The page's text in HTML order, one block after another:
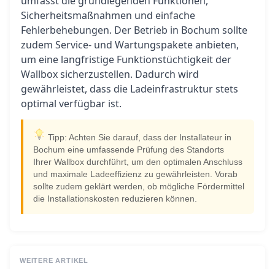
Sicherheitsmaßnahmen und einfache
Fehlerbehebungen. Der Betrieb in Bochum sollte
zudem Service- und Wartungspakete anbieten,
um eine langfristige Funktionstüchtigkeit der
Wallbox sicherzustellen. Dadurch wird
gewährleistet, dass die Ladeinfrastruktur stets
optimal verfügbar ist.
Tipp: Achten Sie darauf, dass der Installateur in
Bochum eine umfassende Prüfung des Standorts
Ihrer Wallbox durchführt, um den optimalen Anschluss
und maximale Ladeeffizienz zu gewährleisten. Vorab
sollte zudem geklärt werden, ob mögliche Fördermittel
die Installationskosten reduzieren können.
WEITERE ARTIKEL